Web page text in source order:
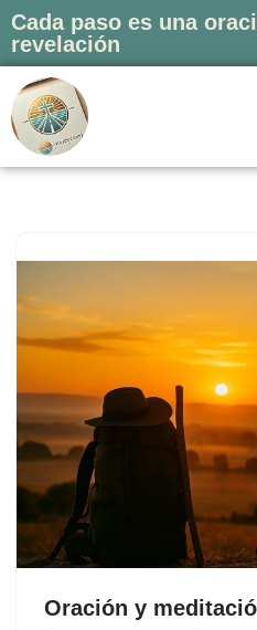
al
contenido
Cada paso es una
revelación
Oración y